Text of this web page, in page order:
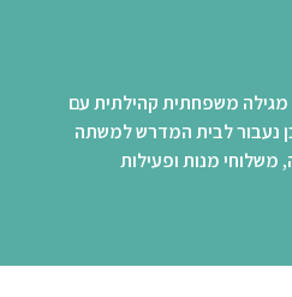
משפחתית קהילתית עם
נעבור לבית המדרש למשתה
משלוחי מנות ופעילות